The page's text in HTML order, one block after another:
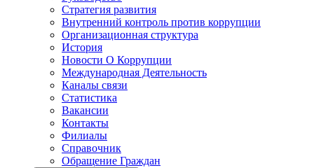
Стратегия развития
Внутренний контроль против коррупции
Организационная структура
История
Новости О Коррупции
Международная Деятельность
Каналы связи
Статистика
Вакансии
Контакты
Филиалы
Справочник
Обращение Граждан